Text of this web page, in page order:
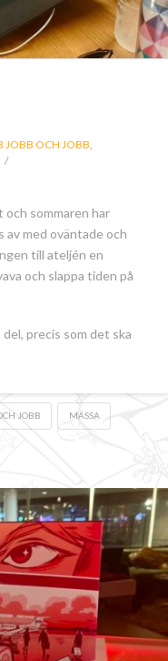
JOBB OCH JOBB,
och sommaren har
med oväntade och
till ateljén en
och slappa tiden på
precis som det ska
JOBB MÄSSA